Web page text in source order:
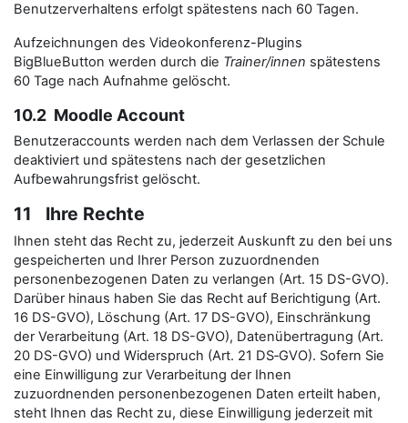
Benutzerverhaltens erfolgt spätestens nach 60 Tagen.
Aufzeichnungen des Videokonferenz-Plugins
BigBlueButton werden durch die Trainer/innen spätestens
60 Tage nach Aufnahme gelöscht.
10.2 Moodle Account
Benutzeraccounts werden nach dem Verlassen der Schule
deaktiviert und spätestens nach der gesetzlichen
Aufbewahrungsfrist gelöscht.
11 Ihre Rechte
Ihnen steht das Recht zu, jederzeit Auskunft zu den bei uns
gespeicherten und Ihrer Person zuzuordnenden
personenbezogenen Daten zu verlangen (Art. 15 DS-GVO).
Darüber hinaus haben Sie das Recht auf Berichtigung (Art.
16 DS-GVO), Löschung (Art. 17 DS-GVO), Einschränkung
der Verarbeitung (Art. 18 DS-GVO), Datenübertragung (Art.
20 DS-GVO) und Widerspruch (Art. 21 DS‑GVO). Sofern Sie
eine Einwilligung zur Verarbeitung der Ihnen
zuzuordnenden personenbezogenen Daten erteilt haben,
steht Ihnen das Recht zu, diese Einwilligung jederzeit mit